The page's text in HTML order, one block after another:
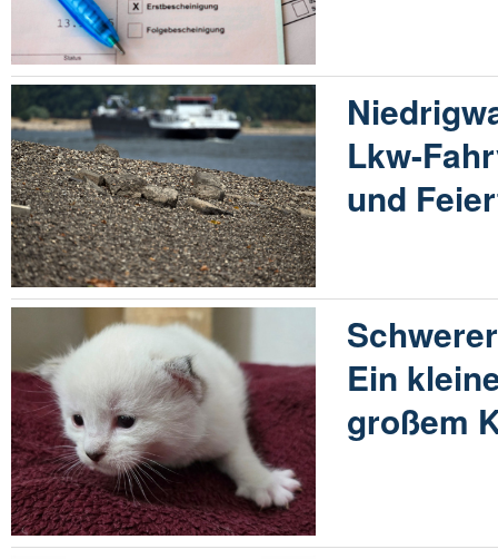
Lkw-
und
Ein
großem